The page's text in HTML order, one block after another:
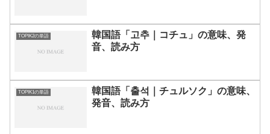
TOPIK2の単語
韓国語「고추｜コチュ」の意味、発
音、読み方
TOPIK1の単語
韓国語「출석｜チュルソク」の意味、
発音、読み方